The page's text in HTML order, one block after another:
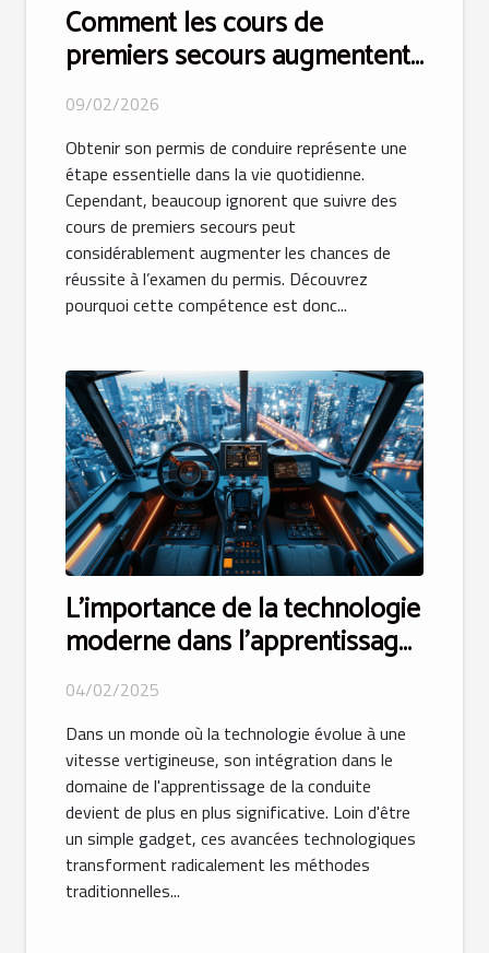
Comment les cours de
premiers secours augmentent-
ils vos chances d'obtenir votre
permis ?
09/02/2026
Obtenir son permis de conduire représente une
étape essentielle dans la vie quotidienne.
Cependant, beaucoup ignorent que suivre des
cours de premiers secours peut
considérablement augmenter les chances de
réussite à l’examen du permis. Découvrez
pourquoi cette compétence est donc...
L'importance de la technologie
moderne dans l'apprentissage
de la conduite
04/02/2025
Dans un monde où la technologie évolue à une
vitesse vertigineuse, son intégration dans le
domaine de l'apprentissage de la conduite
devient de plus en plus significative. Loin d'être
un simple gadget, ces avancées technologiques
transforment radicalement les méthodes
traditionnelles...